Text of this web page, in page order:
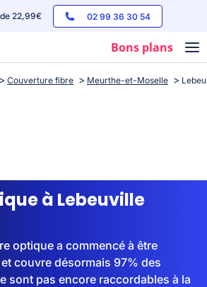
22,99€ 02 99 36 30 54
Bons plans
Couverture fibre Meurthe-et-Moselle
à Lebeuville
optique a commencé à être
couvre désormais 97% des
sont pas encore raccordables à la